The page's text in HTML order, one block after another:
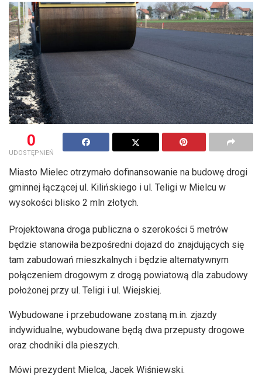
0
UDOSTĘPNIEŃ
Miasto Mielec otrzymało dofinansowanie na budowę drogi
gminnej łączącej ul. Kilińskiego i ul. Teligi w Mielcu w
wysokości blisko 2 mln złotych.
Projektowana droga publiczna o szerokości 5 metrów
będzie stanowiła bezpośredni dojazd do znajdujących się
tam zabudowań mieszkalnych i będzie alternatywnym
połączeniem drogowym z drogą powiatową dla zabudowy
położonej przy ul. Teligi i ul. Wiejskiej.
Wybudowane i przebudowane zostaną m.in. zjazdy
indywidualne, wybudowane będą dwa przepusty drogowe
oraz chodniki dla pieszych.
Mówi prezydent Mielca, Jacek Wiśniewski.